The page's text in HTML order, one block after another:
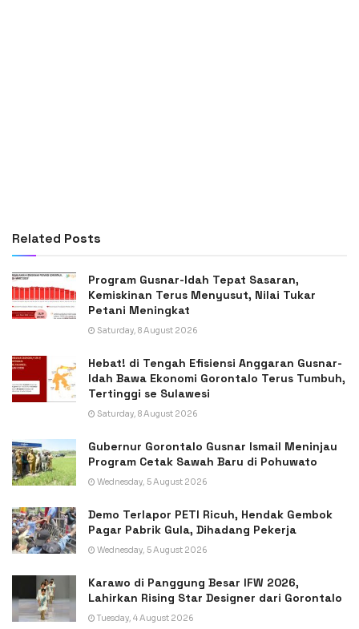
Related Posts
Program Gusnar-Idah Tepat Sasaran,
Kemiskinan Terus Menyusut, Nilai Tukar
Petani Meningkat
Saturday, 8 August 2026
Hebat! di Tengah Efisiensi Anggaran Gusnar-
Idah Bawa Ekonomi Gorontalo Terus Tumbuh,
Tertinggi se Sulawesi
Saturday, 8 August 2026
Gubernur Gorontalo Gusnar Ismail Meninjau
Program Cetak Sawah Baru di Pohuwato
Wednesday, 5 August 2026
Demo Terlapor PETI Ricuh, Hendak Gembok
Pagar Pabrik Gula, Dihadang Pekerja
Wednesday, 5 August 2026
Karawo di Panggung Besar IFW 2026,
Lahirkan Rising Star Designer dari Gorontalo
Tuesday, 4 August 2026